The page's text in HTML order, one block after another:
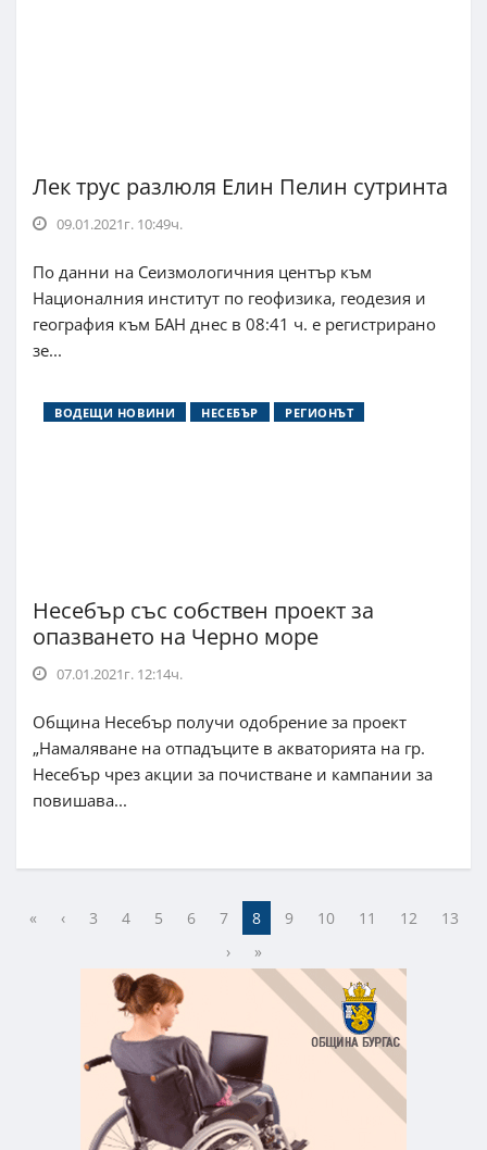
Лек трус разлюля Елин Пелин сутринта
09.01.2021г. 10:49ч.
По данни на Сеизмологичния център към
Националния институт по геофизика, геодезия и
география към БАН днес в 08:41 ч. е регистрирано
зе...
ВОДЕЩИ НОВИНИ НЕСЕБЪР РЕГИОНЪТ
Несебър със собствен проект за
опазването на Черно море
07.01.2021г. 12:14ч.
Община Несебър получи одобрение за проект
„Намаляване на отпадъците в акваторията на гр.
Несебър чрез акции за почистване и кампании за
повишава...
« ‹ 3 4 5 6 7 8 9 10 11 12
13
›
»